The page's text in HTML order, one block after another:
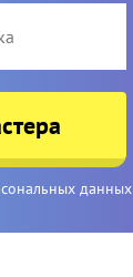
данных